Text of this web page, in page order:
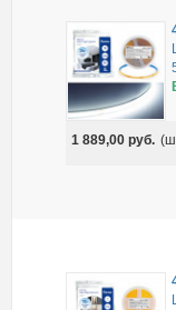
1 889,00 руб.